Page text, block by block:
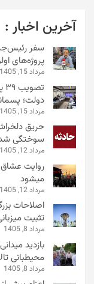
آخرین اخبار :
سفر
پروژه‌های
مرداد 15, 1405
دولت؛
مرداد 15, 1405
سوختگی
مرداد 12, 1405
روایت عشاق
میشود
مرداد 12, 1405
اصلاحات
تثبیت
مرداد 8, 1405
بازدید
محیطبانی
مرداد 8, 1405